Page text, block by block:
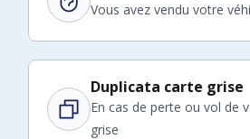
Vous avez vendu votre
Duplicata carte grise
En cas de perte ou vol de
grise